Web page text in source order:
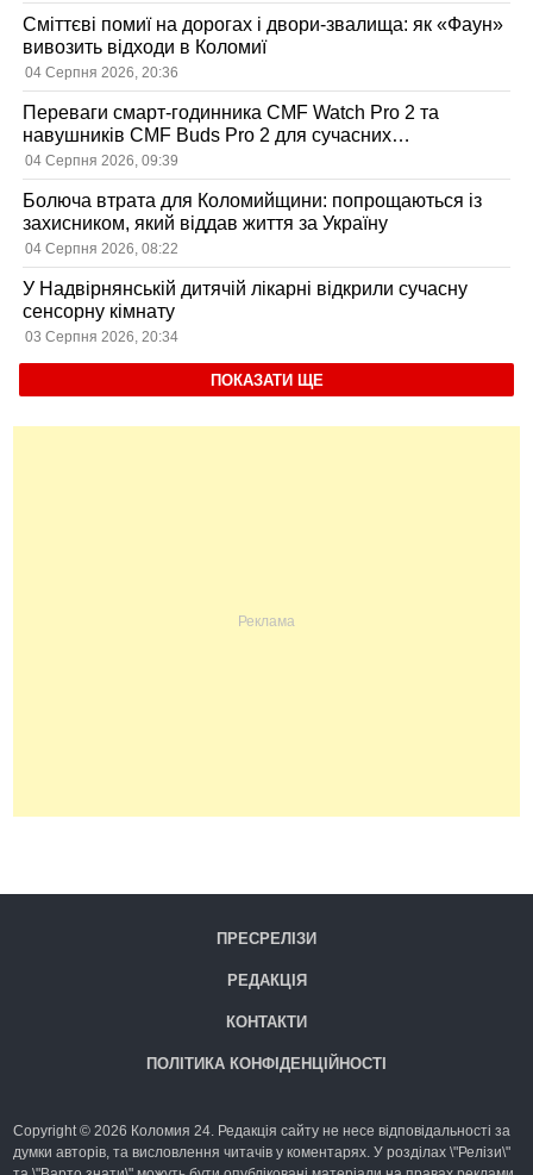
Сміттєві помиї на дорогах і двори-звалища: як «Фаун»
вивозить відходи в Коломиї
04 Серпня 2026, 20:36
Переваги смарт-годинника CMF Watch Pro 2 та
навушників CMF Buds Pro 2 для сучасних
користувачів
04 Серпня 2026, 09:39
Болюча втрата для Коломийщини: попрощаються із
захисником, який віддав життя за Україну
04 Серпня 2026, 08:22
У Надвірнянській дитячій лікарні відкрили сучасну
сенсорну кімнату
03 Серпня 2026, 20:34
ПОКАЗАТИ ЩЕ
ПРЕСРЕЛІЗИ
РЕДАКЦІЯ
КОНТАКТИ
ПОЛІТИКА КОНФІДЕНЦІЙНОСТІ
Copyright © 2026 Коломия 24. Редакція сайту не несе відповідальності за
думки авторів, та висловлення читачів у коментарях. У розділах \"Релізи\"